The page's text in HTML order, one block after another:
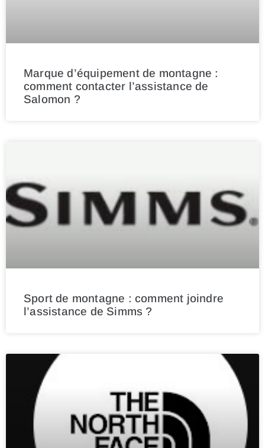
Marque d’équipement de montagne :
comment contacter l’assistance de
Salomon ?
Sport de montagne : comment joindre
l’assistance de Simms ?